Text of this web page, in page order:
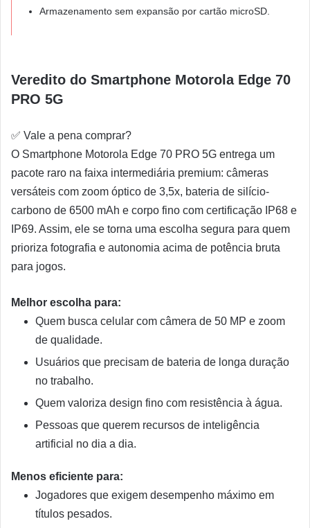
Armazenamento sem expansão por cartão microSD.
Veredito do Smartphone Motorola Edge 70
PRO 5G
✅ Vale a pena comprar?
O Smartphone Motorola Edge 70 PRO 5G entrega um
pacote raro na faixa intermediária premium: câmeras
versáteis com zoom óptico de 3,5x, bateria de silício-
carbono de 6500 mAh e corpo fino com certificação IP68 e
IP69. Assim, ele se torna uma escolha segura para quem
prioriza fotografia e autonomia acima de potência bruta
para jogos.
Melhor escolha para:
Quem busca celular com câmera de 50 MP e zoom
de qualidade.
Usuários que precisam de bateria de longa duração
no trabalho.
Quem valoriza design fino com resistência à água.
Pessoas que querem recursos de inteligência
artificial no dia a dia.
Menos eficiente para:
Jogadores que exigem desempenho máximo em
títulos pesados.